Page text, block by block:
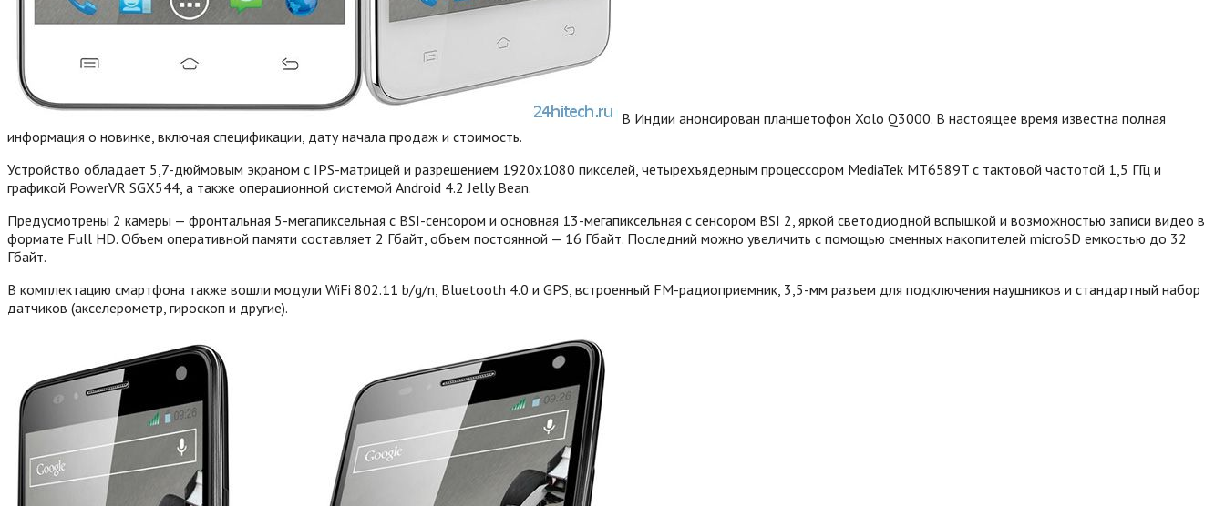
В Индии анонсирован планшетофон Xolo Q3000. В настоящее время известна полная
информация о новинке, включая спецификации, дату начала продаж и стоимость.
Устройство обладает 5,7-дюймовым экраном с IPS-матрицей и разрешением 1920х1080 пикселей, четырехъядерным процессором MediaTek MT6589T с тактовой частотой 1,5 ГГц и
графикой PowerVR SGX544, а также операционной системой Android 4.2 Jelly Bean.
Предусмотрены 2 камеры — фронтальная 5-мегапиксельная с BSI-сенсором и основная 13-мегапиксельная с сенсором BSI 2, яркой светодиодной вспышкой и возможностью записи видео в
формате Full HD. Объем оперативной памяти составляет 2 Гбайт, объем постоянной — 16 Гбайт. Последний можно увеличить с помощью сменных накопителей microSD емкостью до 32
Гбайт.
В комплектацию смартфона также вошли модули WiFi 802.11 b/g/n, Bluetooth 4.0 и GPS, встроенный FM-радиоприемник, 3,5-мм разъем для подключения наушников и стандартный набор
датчиков (акселерометр, гироскоп и другие).